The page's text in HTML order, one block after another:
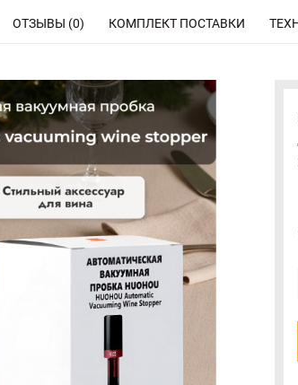
ОТЗЫВЫ (0) КОМПЛЕКТ ПОСТАВКИ